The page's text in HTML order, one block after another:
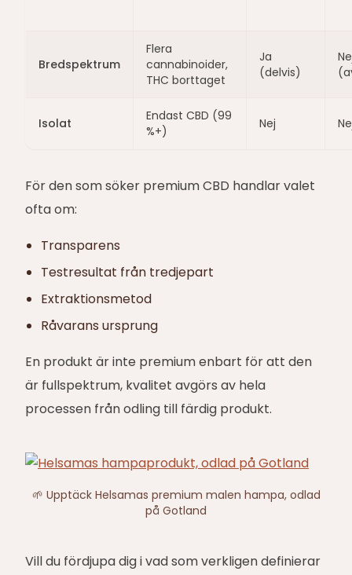
Bredspektrum
Flera
cannabinoider,
THC borttaget
Ja
(delvis)
Isolat
Endast CBD (99
%+)
Nej
För den som söker premium CBD handlar valet
ofta om:
Transparens
Testresultat från tredjepart
Extraktionsmetod
Råvarans ursprung
En produkt är inte premium enbart för att den
är fullspektrum, kvalitet avgörs av hela
processen från odling till färdig produkt.
🌱 Upptäck Helsamas premium malen hampa, odlad
på Gotland
Vill du fördjupa dig i vad som verkligen definierar